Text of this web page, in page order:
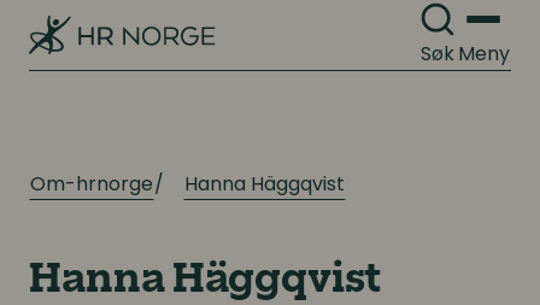
SøkMeny
Om-hrnorge Hanna Häggqvist
Hanna Häggqvist